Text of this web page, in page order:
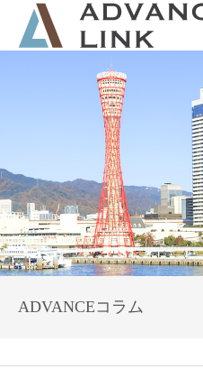
ADVANCEコラム
会社概要
ネット保険
事業保険